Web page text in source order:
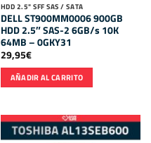
HDD 2.5" SFF SAS / SATA
DELL ST900MM0006 900GB
HDD 2.5″ SAS-2 6GB/s 10K
64MB – 0GKY31
29,95€
AÑADIR AL CARRITO